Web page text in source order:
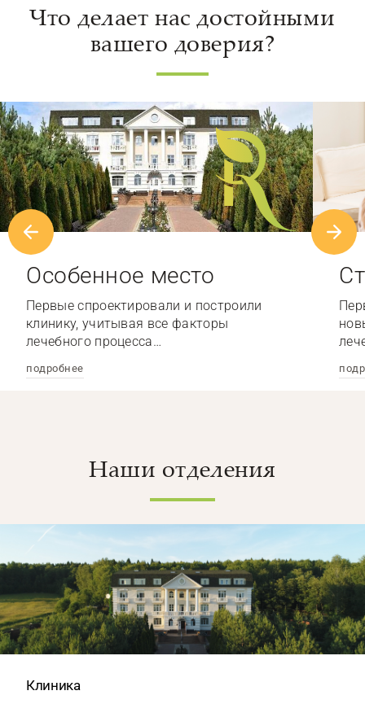
Что делает нас достойными
вашего доверия?
Особенное место
Первые спроектировали и построили
клинику, учитывая все факторы
лечебного процесса…
подробнее
Наши отделения
Клиника